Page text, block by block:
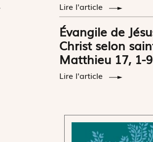
Lire l'article
Évangile de
Christ selon
Matthieu 17, 1-9
Lire l'article